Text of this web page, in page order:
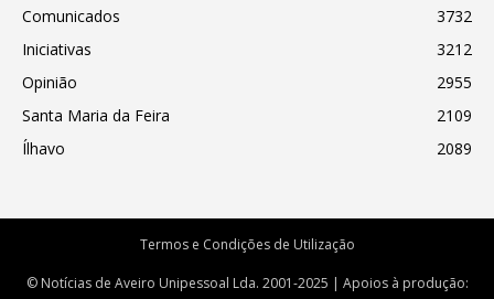
Comunicados
3732
Iniciativas
3212
Opinião
2955
Santa Maria da Feira
2109
Ílhavo
2089
Termos e Condições de Utilização
© Notícias de Aveiro Unipessoal Lda. 2001-2025 | Apoios à produção: